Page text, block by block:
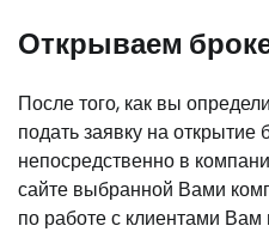
Открываем
После того, как вы
подать заявку на открытие
непосредственно в
сайте выбранной Вами
по работе с клиентами Вам